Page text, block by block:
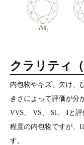
クラリティ（
内包物やキズ、欠け、
きさによって評価が分
VVS、 VS、 SI、 Iと
程度の内包物ですが、I
す。